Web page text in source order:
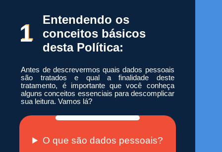
1
Entendendo os
conceitos básicos
desta Política:
Antes de descrevermos quais dados pessoais
são tratados e qual a finalidade deste
tratamento, é importante que você conheça
alguns conceitos essenciais para descomplicar
sua leitura. Vamos lá?
O que são dados pessoais?